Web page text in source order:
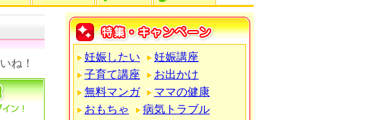
ね！
妊娠したい
妊娠講座
子育て講座
お出かけ
無料マンガ
ママの健康
おもちゃ
病気トラブル